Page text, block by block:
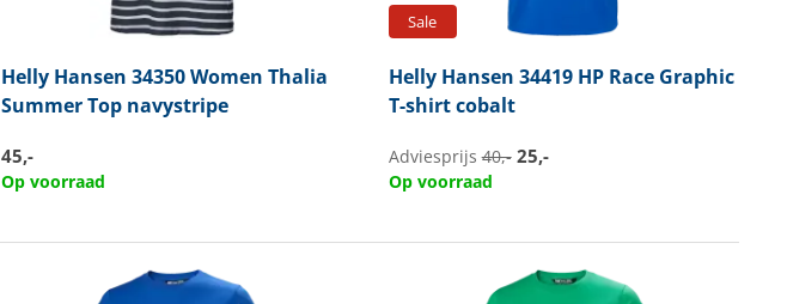
Helly Hansen 34350 Women Thalia
Summer Top navystripe
45,-
Op voorraad
Sale
Helly Hansen 34419 HP Race Graphic
T-shirt cobalt
Adviesprijs40,- 25,-
Op voorraad